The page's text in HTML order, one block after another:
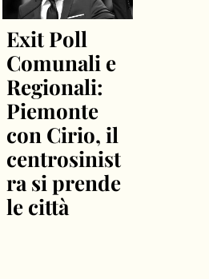
Exit Poll
Comunali e
Regionali:
Piemonte
con Cirio, il
centrosinist
ra si prende
le città